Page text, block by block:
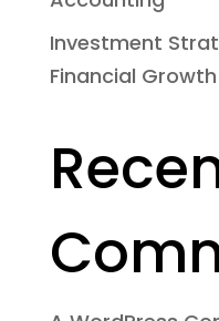
Investment
Financial Growth